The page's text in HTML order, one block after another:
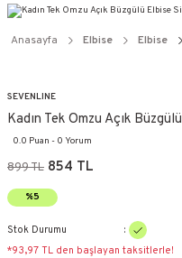
Anasayfa Elbise Elbise
SEVENLINE
Kadın Tek Omzu Açık
0.0 Puan - 0 Yorum
899 TL 854 TL
%5
Stok Durumu
*93,97 TL den başlayan taksitlerle!